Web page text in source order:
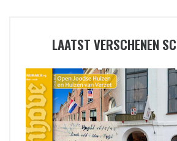
LAATST VERSCHENEN